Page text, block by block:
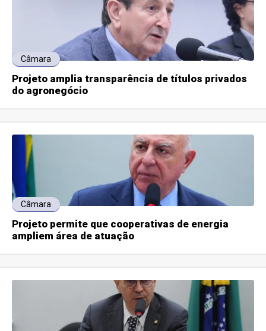
Câmara
Projeto amplia transparência de títulos privados
do agronegócio
Câmara
Projeto permite que cooperativas de energia
ampliem área de atuação